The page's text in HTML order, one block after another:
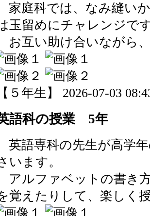
家庭科では、なみ縫い
玉留めにチャレンジで
お互い助け合いながら
【５年生】 2026-07-03
語科の授業 5年
英語専科の先生が高学
います。
アルファベットの書き
覚えたりして、楽しく